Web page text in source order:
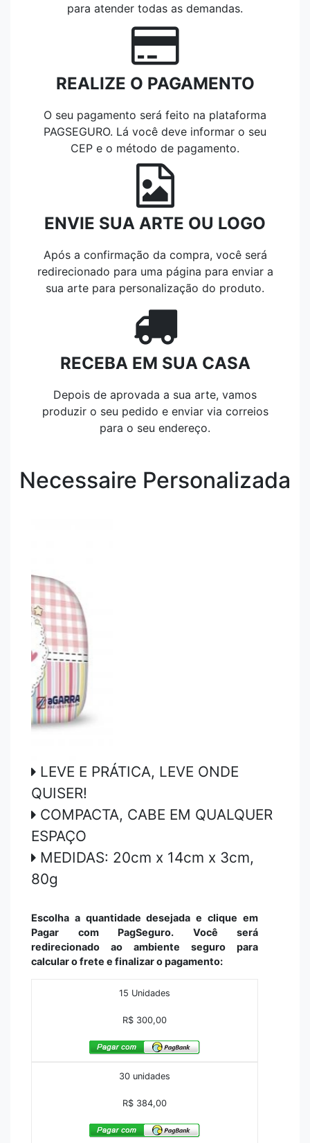
para atender todas as demandas.
REALIZE O PAGAMENTO
O seu pagamento será feito na plataforma
PAGSEGURO. Lá você deve informar o seu
CEP e o método de pagamento.
ENVIE SUA ARTE OU LOGO
Após a confirmação da compra, você será
redirecionado para uma página para enviar a
sua arte para personalização do produto.
RECEBA EM SUA CASA
Depois de aprovada a sua arte, vamos
produzir o seu pedido e enviar via correios
para o seu endereço.
Necessaire Personalizada
LEVE E PRÁTICA, LEVE ONDE
QUISER!
COMPACTA, CABE EM QUALQUER
ESPAÇO
MEDIDAS: 20cm x 14cm x 3cm,
80g
Escolha a quantidade desejada e clique em
Pagar com PagSeguro. Você será
redirecionado ao ambiente seguro para
calcular o frete e finalizar o pagamento:
15 Unidades
R$ 300,00
30 unidades
R$ 384,00